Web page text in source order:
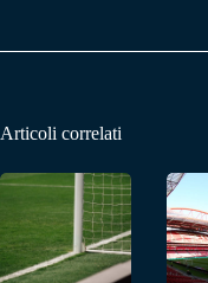
Articoli correlati